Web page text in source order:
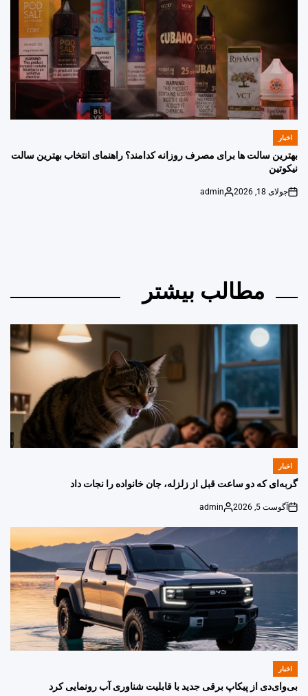
POSTED
اخبار
بهترین سالت ها برای مصرف روزانه کدامند؟ راهنمای انتخاب بهترین سالت
نیکوتین
on
جولای 18, 2026
Posted
admin
مطالب بیشتر
POSTED
IN
اخبار
گربه‌ای که دو ساعت قبل از زلزله، جان خانواده را نجات داد
on
آگوست 5, 2026
Posted
admin
POSTED
اخبار
بی‌وای‌دی از پیکاپ برقی جدید با قابلیت شناوری آب رونمایی کرد